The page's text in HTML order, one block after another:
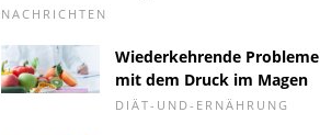
NACHRICHTEN
Wiederkehrende Probleme
mit dem Druck im Magen
DIÄT-UND-ERNÄHRUNG